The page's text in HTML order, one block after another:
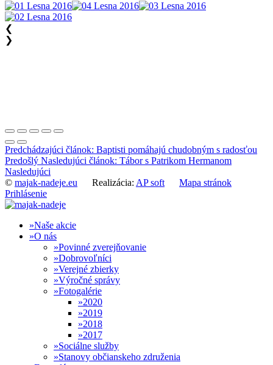
❮
❯
Predchádzajúci článok: Baptisti pomáhajú chudobným s radosťou
Predošlý Nasledujúci článok: Tábor s Patrikom Hermanom
Nasledujúci
© majak-nadeje.eu Realizácia: AP soft
Mapa stránok
Prihlásenie
Naše akcie
O nás
Povinné zverejňovanie
Dobrovoľníci
Verejné zbierky
Výročné správy
Fotogalérie
2020
2019
2018
2017
Sociálne služby
Stanovy občianskeho združenia